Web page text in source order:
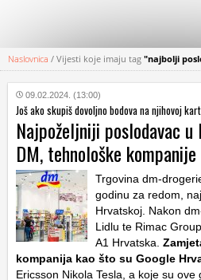
KATEGORIJE
HRVATSKI
WEB
Naslovnica / Vijesti koje imaju tag "najbolji
09.02.2024. (13:00)
Još ako skupiš dovoljno bodova na njihovoj
Najpoželjniji poslodavac
DM, tehnološke
Trgovina dm-
godinu za redom,
Hrvatskoj. Nakon
Lidlu te Rimac
A1 Hrvatska.
kompanija kao što su Google
Ericsson Nikola Tesla, a koje su